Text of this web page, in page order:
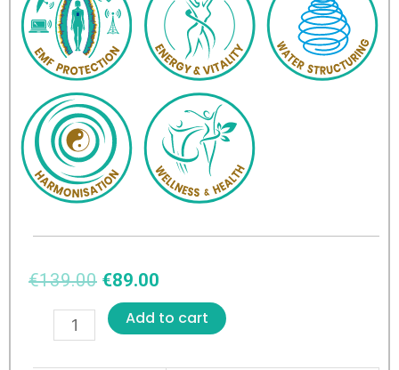
€139.00 €89.00
Add to cart